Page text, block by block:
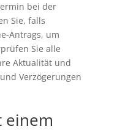
bei der
Sie, falls
Antrags, um
Sie alle
Aktualität und
Verzögerungen
einem